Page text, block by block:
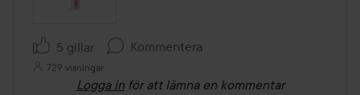
5 gillar Kommentera
729 visningar
Logga in för att lämna en kommentar